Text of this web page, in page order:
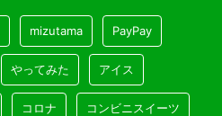
mizutama PayPay
やってみた アイス
コロナ コンビニスイーツ